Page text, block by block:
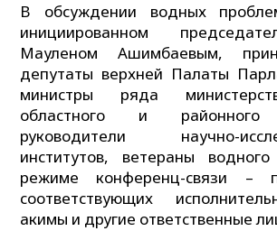
В обсуждении водных
инициированном
Мауленом Ашимбаевым,
депутаты верхней Палаты
министры ряда
областного и районного
руководители научно-
институтов, ветераны
режиме конференц-связи –
соответствующих
акимы и другие ответственные